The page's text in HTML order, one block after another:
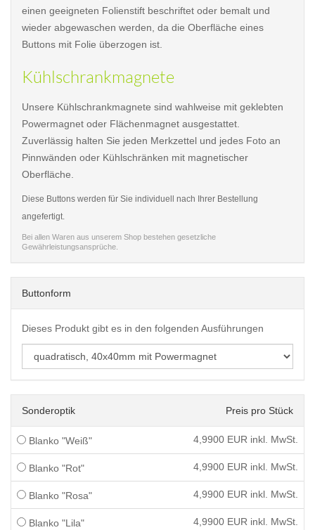
einen geeigneten Folienstift beschriftet oder bemalt und
wieder abgewaschen werden, da die Oberfläche eines
Buttons mit Folie überzogen ist.
Kühlschrankmagnete
Unsere Kühlschrankmagnete sind wahlweise mit geklebten
Powermagnet oder Flächenmagnet ausgestattet.
Zuverlässig halten Sie jeden Merkzettel und jedes Foto an
Pinnwänden oder Kühlschränken mit magnetischer
Oberfläche.
Diese Buttons werden für Sie individuell nach Ihrer Bestellung
angefertigt.
Bei allen Waren aus unserem Shop bestehen gesetzliche
Gewährleistungsansprüche.
Buttonform
Dieses Produkt gibt es in den folgenden Ausführungen
Sonderoptik Preis pro Stück
Blanko "Weiß" 4,9900 EUR inkl. MwSt.
Blanko "Rot" 4,9900 EUR inkl. MwSt.
Blanko "Rosa" 4,9900 EUR inkl. MwSt.
Blanko "Lila" 4,9900 EUR inkl. MwSt.